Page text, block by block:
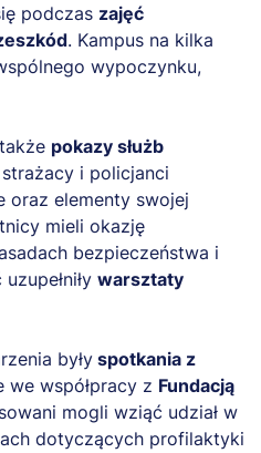
podczas zajęć
. Kampus na kilka
wypoczynku,
pokazy służb
i policjanci
oraz elementy swojej
mieli okazję
bezpieczeństwa i
warsztaty
były spotkania z
we współpracy z Fundacją
mogli wziąć udział w
dotyczących profilaktyki